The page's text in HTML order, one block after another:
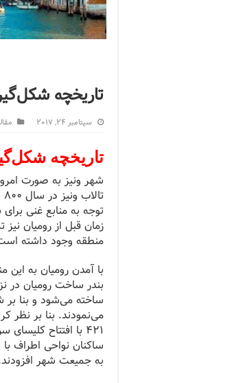
تاریخچه
سپتامبر 24, 2017
تاریخچه
شهر ونیز به صورت امروزی در سال ۸۰۰ بعد از میلاد با پیشینه
توجه به منابع غنی
زمان قبل از رومیان
منطقه وجود داشته
با آمدن رومیان به
بندر ساخت رومیان در
ساخته می‌شود و بنا بر
۴۲۱ با افتتاح
به جمیعت شهر